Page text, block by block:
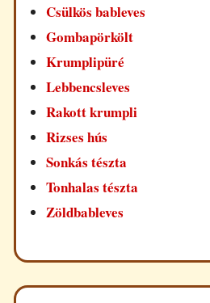
Csülkös bableves
Gombapörkölt
Krumplipüré
Lebbencsleves
Rakott krumpli
Rizses hús
Sonkás tészta
Tonhalas tészta
Zöldbableves